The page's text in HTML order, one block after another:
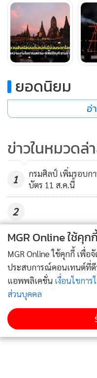
โครงการท่องเที่ยวพิพิธภัณ
พิพิธภัณฑสถานแห่งชาติ 6
1. พิพิธภัณฑสถานแห่งชาติ
พระนครศรีอยุธยา จัดกิจก
ยอดนิยม
อ่
ข่าวในหมวดล่
1
กรมศิลป์ เพิ่มรอบก
บัตร 11 ส.ค.นี้
2
3
พบชิ้นส่วน “ไดโนเ
อายุเก่าแก่กว่านาค
4
อัปเดต “ดอกหงอน
กลางฤดูฝน
ข่า
MGR Online ใช้คุ
MGR Online ใช้คุกกี้ เพื่
ประสบการณ์คอนเทนต์ที่
แอพพลิเคชั่น เงื่อนไขการ
ส่วนบุคคล